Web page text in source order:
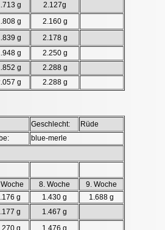
g
2.127g
g
2.160 g
g
2.178 g
g
2.250 g
g
2.288 g
g 2.288 g
Geschlecht:
Rüde
blue-merle
8. Woche
9. Woche
g 1.430 g
1.688 g
g
1.467 g
g 1.476 g